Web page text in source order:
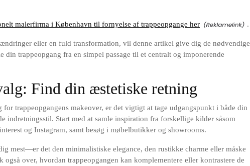
malerfirma i København til fornyelse af trappeopgange her .
eller en fuld transformation, vil denne artikel give dig de nødvendige
trappeopgang fra en simpel passage til et centralt og imponerende
Find din æstetiske retning
trappeopgangens makeover, er det vigtigt at tage udgangspunkt i både din
indretningsstil. Start med at samle inspiration fra forskellige kilder såsom
og Instagram, samt besøg i møbelbutikker og showrooms.
mest—er det den minimalistiske elegance, den rustikke charme eller måske
over, hvordan trappeopgangen kan komplementere eller kontrastere de